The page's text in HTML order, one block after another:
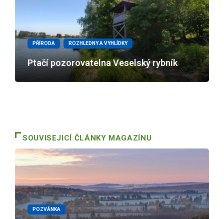
PŘÍRODA ROZHLEDNY A VYHLÍDKY
Ptačí pozorovatelna Veselský rybník
SOUVISEJICÍ ČLÁNKY MAGAZÍNU
POZVÁNKA